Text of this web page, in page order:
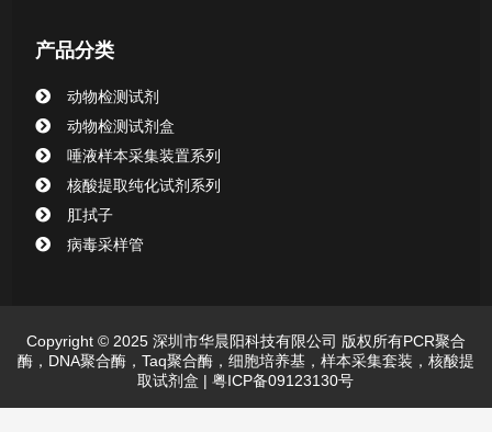
产品分类
动物检测试剂
动物检测试剂盒
唾液样本采集装置系列
核酸提取纯化试剂系列
肛拭子
病毒采样管
Copyright © 2025 深圳市华晨阳科技有限公司 版权所有PCR聚合
酶，DNA聚合酶，Taq聚合酶，细胞培养基，样本采集套装，核酸提
取试剂盒 | 粤ICP备09123130号